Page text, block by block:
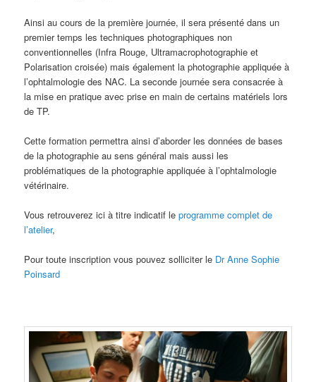
Ainsi au cours de la première journée, il sera présenté dans un
premier temps les techniques photographiques non
conventionnelles (Infra Rouge, Ultramacrophotographie et
Polarisation croisée) mais également la photographie appliquée à
l’ophtalmologie des NAC. La seconde journée sera consacrée à
la mise en pratique avec prise en main de certains matériels lors
de TP.
Cette formation permettra ainsi d’aborder les données de bases
de la photographie au sens général mais aussi les
problématiques de la photographie appliquée à l’ophtalmologie
vétérinaire.
Vous retrouverez ici à titre indicatif leprogramme complet de
l’atelier,
Pour toute inscription vous pouvez solliciter le Dr Anne Sophie
Poinsard